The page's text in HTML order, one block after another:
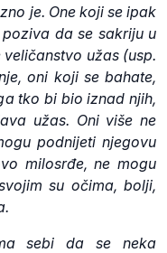
je. One koji se ipak
da se sakriju u
užas (usp.
oni koji se bahate,
tko bi bio iznad njih,
užas. Oni više ne
podnijeti njegovu
milosrđe, ne mogu
su očima, bolji,
sebi da se neka